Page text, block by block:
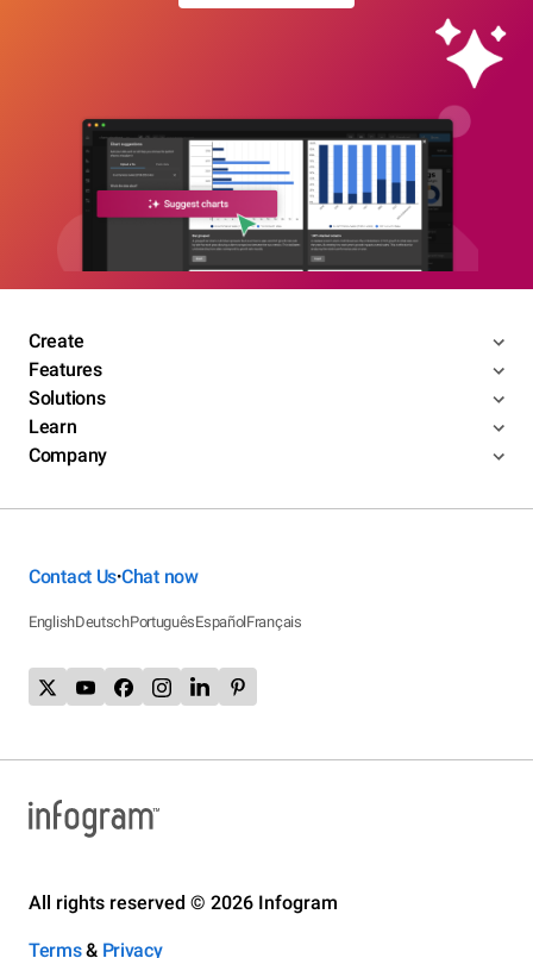
Create
Features
Solutions
Learn
Company
Contact Us•Chat now
EnglishDeutschPortuguêsEspañolFrançais
All rights reserved © 2026 Infogram
Terms& Privacy